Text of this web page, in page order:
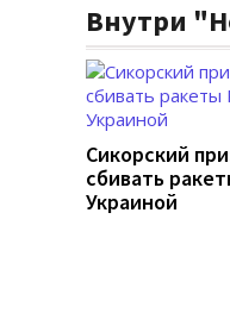
Внутри
Сикорский
сбивать
Украиной